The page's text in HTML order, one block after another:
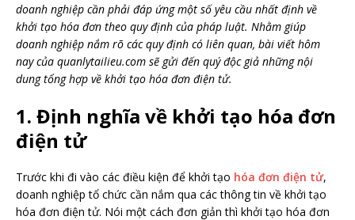
doanh nghiệp cần phải đáp ứng một số yêu cầu nhất định về
khởi tạo hóa đơn theo quy định của pháp luật. Nhằm giúp
doanh nghiệp nắm rõ các quy định có liên quan, bài viết hôm
nay của quanlytailieu.com sẽ gửi đến quý độc giả những nội
dung tổng hợp về khởi tạo hóa đơn điện tử.
1. Định nghĩa về khởi tạo hóa đơn
điện tử
Trước khi đi vào các điều kiện để khởi tạo hóa đơn điện tử,
doanh nghiệp tổ chức cần nắm qua các thông tin về khởi tạo
hóa đơn điện tử. Nói một cách đơn giản thì khởi tạo hóa đơn